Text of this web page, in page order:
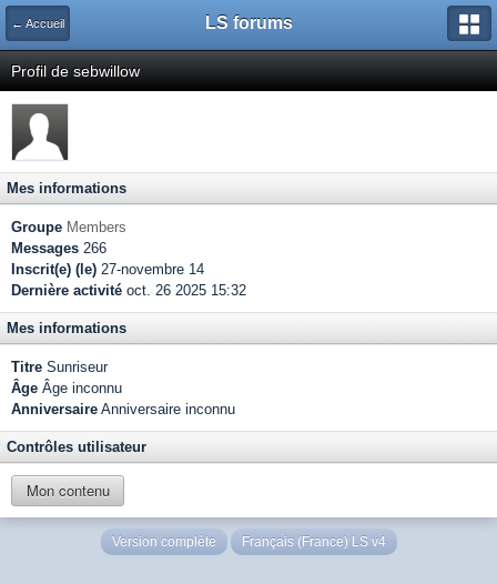
← Accueil LS forums
Profil de sebwillow
Mes informations
Groupe Members
Messages 266
Inscrit(e) (le) 27-novembre 14
Dernière activité oct. 26 2025 15:32
Mes informations
Titre Sunriseur
Âge Âge inconnu
Anniversaire Anniversaire inconnu
Contrôles utilisateur
Mon contenu
Version complète Français (France) LS v4